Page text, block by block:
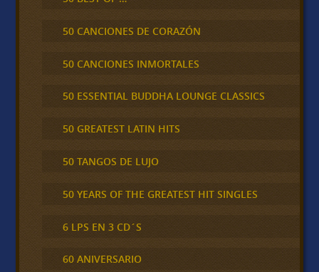
50 CANCIONES DE CORAZÓN
50 CANCIONES INMORTALES
50 ESSENTIAL BUDDHA LOUNGE CLASSICS
50 GREATEST LATIN HITS
50 TANGOS DE LUJO
50 YEARS OF THE GREATEST HIT SINGLES
6 LPS EN 3 CD´S
60 ANIVERSARIO